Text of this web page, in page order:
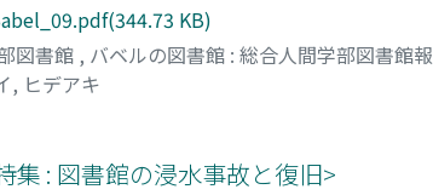
KB)
図書館 , バベルの図書館 : 総合人間学部図書館報
, ヒデアキ
集 : 図書館の浸水事故と復旧>